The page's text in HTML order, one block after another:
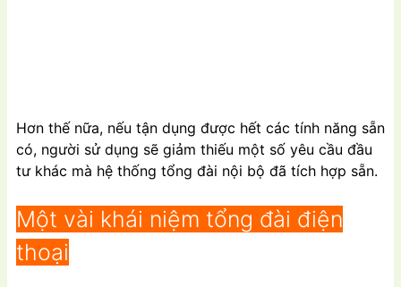
Hơn thế nữa, nếu tận dụng được hết các tính năng sẵn
có, người sử dụng sẽ giảm thiếu một số yêu cầu đầu
tư khác mà hệ thống tổng đài nội bộ đã tích hợp sẵn.
Một vài khái niệm tổng đài điện
thoại